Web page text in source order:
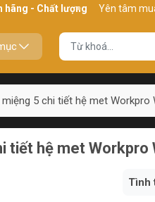
lượng Yên tâm mua hàng
5 chi tiết hệ met Workpro
tiết hệ met Workpro
Tình